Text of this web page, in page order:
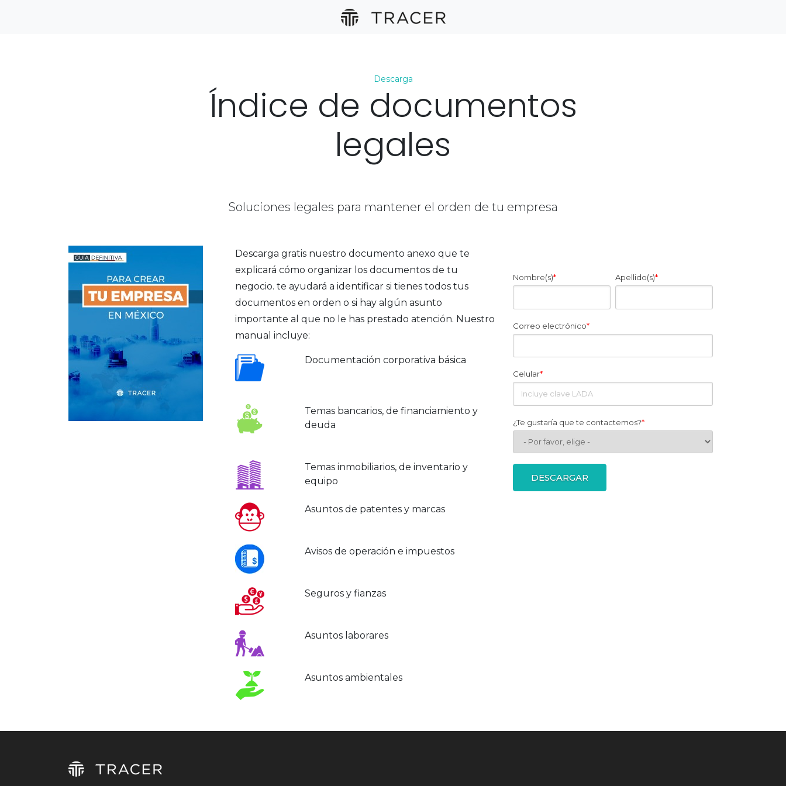
Descarga
Índice de documentos
legales
Soluciones legales para mantener el orden de tu empresa
Descarga gratis nuestro documento anexo que te
explicará cómo organizar los documentos de tu
negocio. te ayudará a identificar si tienes todos tus
documentos en orden o si hay algún asunto
importante al que no le has prestado atención. Nuestro
manual incluye:
Documentación corporativa básica
Temas bancarios, de financiamiento y
deuda
Temas inmobiliarios, de inventario y
equipo
Asuntos de patentes y marcas
Avisos de operación e impuestos
Seguros y fianzas
Asuntos laborares
Asuntos ambientales
Nombre(s)* Apellido(s)*
Correo electrónico*
Celular*
¿Te gustaría que te contactemos?*